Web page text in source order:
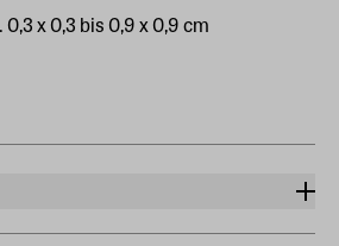
x 0,3 bis 0,9 x 0,9 cm